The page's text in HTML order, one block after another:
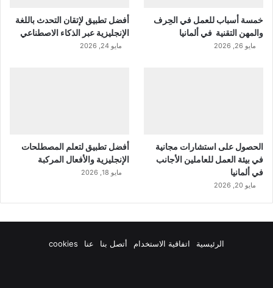
خمسة أسباب للعمل في الحِرف
والمهن التقنية في ألمانيا
مايو 26, 2026
أفضل تطبيق لإتقان التحدث باللغة
الإنجليزية عبر الذكاء الاصطناعي
مايو 24, 2026
الحصول على استشارات مجانية
في بيئة العمل للعاملين الأجانب
في ألمانيا
مايو 20, 2026
أفضل تطبيق لتعلم المصطلحات
الإنجليزية والأفعال المركبة
مايو 18, 2026
الرئيسية اتفاقية الاستخدام أتصل بنا عنا cookies